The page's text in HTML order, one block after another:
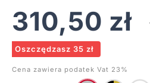
310,50 zł
Oszczędzasz 35 zł
Cena zawiera podatek Vat 23%